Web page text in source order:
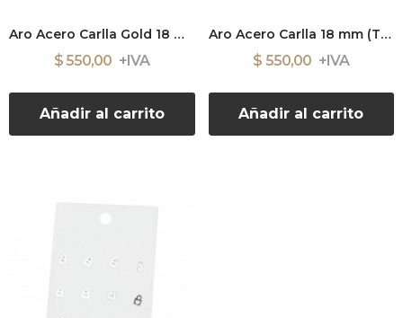
Aro Acero Carlla Gold 18 mm (T3921/AA4677)
$ 550,00
Añadir al carrito
Aro Acero Carlla 18 mm (T3922/AA4677)
$ 550,00
Añadir al carrito